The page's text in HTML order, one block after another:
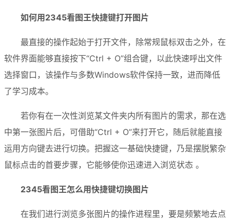
如何用2345看图王快捷键打开图片
最直接的操作起始于打开文件，除常规鼠标双击之外，在
软件界面能够直接按下“Ctrl + O”组合键，以此快速呼出文件
选择窗口，该操作与多数Windows软件保持一致，进而降低
了学习成本。
若你有在一次性浏览某文件夹内所有图片的需求，那在选
中第一张图片后，可借助“Ctrl + O”来打开它，随后就能直接
运用方向键去进行切换。把握这一基础快捷键，乃是摆脱繁杂
鼠标点击的首要步骤，它能够使你迅速进入浏览状态 。
2345看图王怎么用快捷键切换图片
在我们进行浏览多张图片的操作进程里，要是频繁地去点